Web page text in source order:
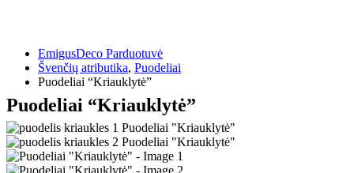
EmigusDeco Parduotuvė
Švenčių atributika, Puodeliai
Puodeliai “Kriauklytė”
Puodeliai “Kriauklytė”